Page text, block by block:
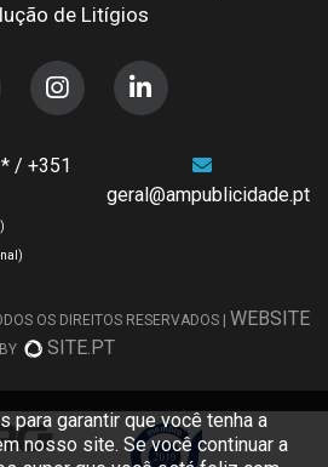
de Litígios
/ +351
geral@ampublicidade.pt
OS DIREITOS RESERVADOS | WEBSITE
BY SITE.PT
para garantir que você tenha a
nosso site. Se você continuar a